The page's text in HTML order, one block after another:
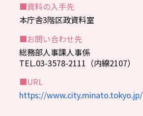
■資料の入手先
本庁舎3階区政資料室
■お問い合わせ先
総務部人事課人事係
TEL.03-3578-2111（内線2107）
■URL
https://www.city.minato.tokyo.jp/